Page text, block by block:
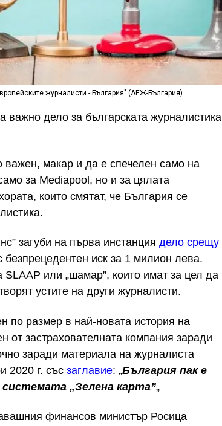
журналисти - България" (АЕЖ-България)
важно дело за българската журналистика
важен, макар и да е спечелен само на
за Mediapool, но и за цялата
които смятат, че България се
загуби на първа инстанция дело срещу
безпрецедентен иск за 1 милион лева.
или „шамар”, които имат за цел да
устите на други журналисти.
по размер в най-новата история на
от застрахователната компания заради
заради материала на журналиста
2020 г. със заглавие: „България пак е
„Зелена карта”„
финансов министър Росица